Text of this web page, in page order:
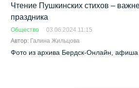
Чтение Пушкинских стихов –
праздника
Общество
03.06.2024 11:15
Автор: Галина Жильцова
Фото из архива Бердск-Онлайн, афиша